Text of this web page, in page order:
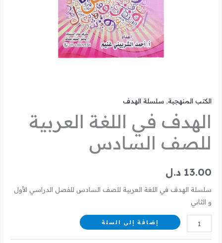
الكتب المنهجية, سلسلة الهدف
الهدف في اللغة العربية
للصف السادس
13.00 د.ل
سلسلة الهدف في اللغة العربية للصف السادس للفصل الدراسي الأول
و الثاني
إضافة إلى السلة